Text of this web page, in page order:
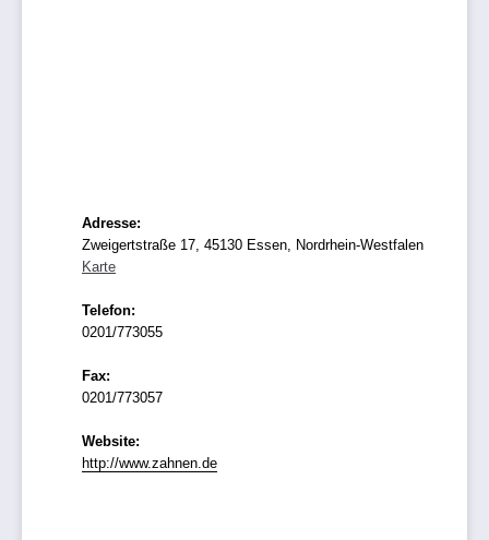
Adresse:
Zweigertstraße 17, 45130 Essen, Nordrhein-Westfalen
Karte
Telefon:
0201/773055
Fax:
0201/773057
Website:
http://www.zahnen.de